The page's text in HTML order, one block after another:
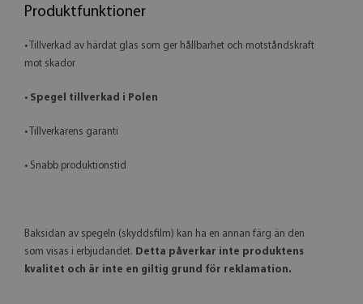
Produktfunktioner
• Tillverkad av härdat glas som ger hållbarhet och motståndskraft
mot skador
• Spegel tillverkad i Polen
• Tillverkarens garanti
• Snabb produktionstid
Baksidan av spegeln (skyddsfilm) kan ha en annan färg än den
som visas i erbjudandet. Detta påverkar inte produktens
kvalitet och är inte en giltig grund för reklamation.